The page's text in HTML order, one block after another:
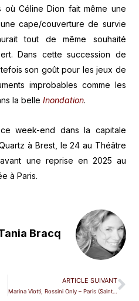
Céline Dion fait même une
cape/couverture de survie
tout de même souhaité
Dans cette succession de
son goût pour les jeux de
improbables comme les
la belleInondation.
week-end dans la capitale
à Brest, le 24 au Théâtre
une reprise en 2025 au
à Paris.
Bracq
ARTICLE SUIVANT
Marina Viotti, Rossini Only – Paris (Sainte Chapelle)